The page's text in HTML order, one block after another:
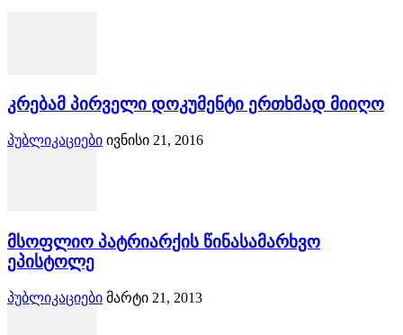
კრებამ პირველი დოკუმენტი ერთხმად მიიღო
პუბლიკაციები ივნისი 21, 2016
მსოფლიო პატრიარქის წინასამარხვო
ეპისტოლე
პუბლიკაციები მარტი 21, 2013